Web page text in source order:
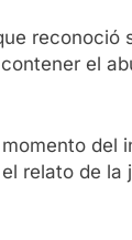
reconoció
el
del
relato de la